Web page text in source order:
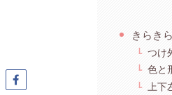
きらき
つけ
色と
上